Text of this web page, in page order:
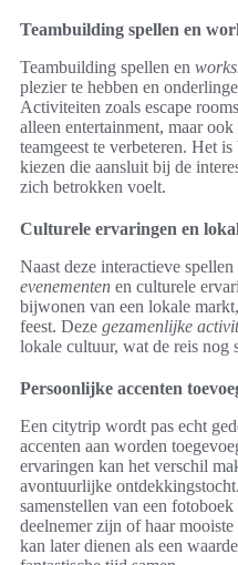
Teambuilding spellen en
Teambuilding spellen en
plezier te hebben en
Activiteiten zoals escape
alleen entertainment, maar
teamgeest te verbeteren. Het
kiezen die aansluit bij de
zich betrokken voelt.
Culturele ervaringen en
Naast deze interactieve
evenementen en culturele
bijwonen van een lokale
feest. Deze gezamenlijke
lokale cultuur, wat de reis nog
Persoonlijke accenten
Een citytrip wordt pas echt
accenten aan worden
ervaringen kan het verschil
avontuurlijke
samenstellen van een
deelnemer zijn of haar
kan later dienen als een